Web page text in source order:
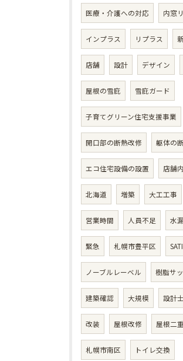
医療・介護への対応 内窓
インプラス リプラス
店舗 設計 デザイン
屋根の雪庇 雪庇ガード
子育てグリーン住宅支援事業
開口部の断熱改修 躯体の
エコ住宅設備の設置 店舗
北海道 増築 大工工事
営業時間 人員不足 水
緊急 札幌市豊平区
ノーブルレーベル 樹脂サ
建築確認 大規模 設計士
改装 屋根改修 屋根二
札幌市南区 トイレ交換